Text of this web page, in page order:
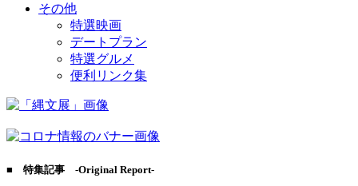
その他
特選映画
デートプラン
特選グルメ
便利リンク集
■ 特集記事 -Original Report-